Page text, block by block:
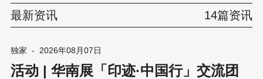
最新资讯 14篇资讯
独家 - 2026年08月07日
活动 | 华南展「印迹·中国行」交流团